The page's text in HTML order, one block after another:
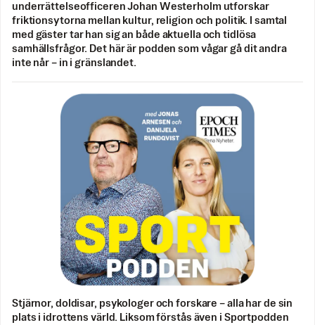
underrättelseofficeren Johan Westerholm utforskar
friktionsytorna mellan kultur, religion och politik. I samtal
med gäster tar han sig an både aktuella och tidlösa
samhällsfrågor. Det här är podden som vågar gå dit andra
inte når – in i gränslandet.
Stjärnor, doldisar, psykologer och forskare – alla har de sin
plats i idrottens värld. Liksom förstås även i Sportpodden